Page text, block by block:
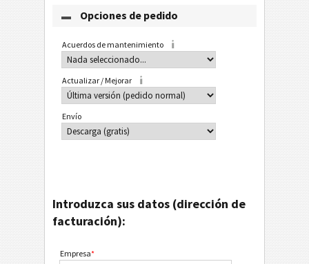
Opciones de pedido
Acuerdos de mantenimiento
Actualizar / Mejorar
Envío
Introduzca sus datos (dirección de
facturación):
Empresa*